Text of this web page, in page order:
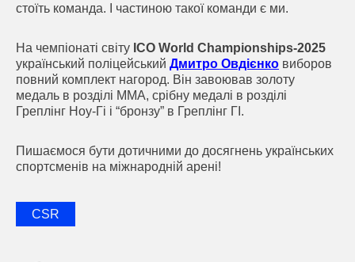
стоїть команда. І частиною такої команди є ми.
На чемпіонаті світу ICO World Championships-2025
український поліцейський Дмитро Овдієнко виборов
повний комплект нагород. Він завоював золоту
медаль в розділі MMA, срібну медалі в розділі
Греплінг Ноу-Гі і “бронзу” в Греплінг ГІ.
Пишаємося бути дотичними до досягнень українських
спортсменів на міжнародній арені!
CSR